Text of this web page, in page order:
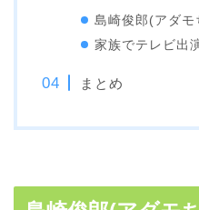
島崎俊郎(アダモ
家族でテレビ出
まとめ